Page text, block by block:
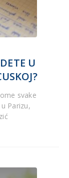
U
svake
Parizu,